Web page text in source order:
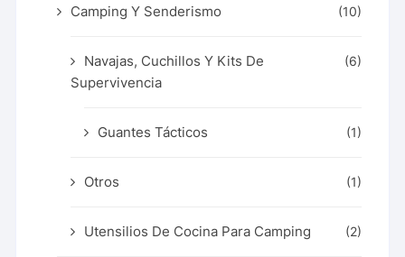
Camping Y Senderismo (10)
Navajas, Cuchillos Y Kits De
Supervivencia
(6)
Guantes Tácticos (1)
Otros (1)
Utensilios De Cocina Para Camping (2)